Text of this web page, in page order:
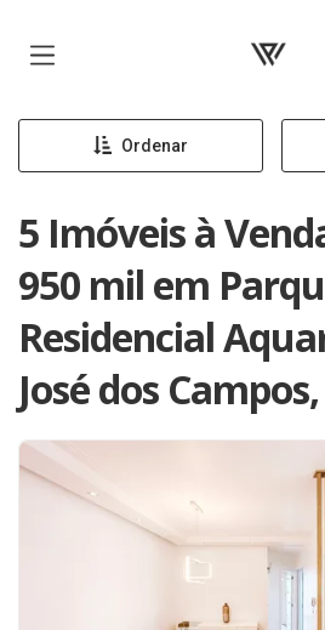
Página
Ordenar
5 Imóveis à
950 mil em
Residencial
José dos Campos,